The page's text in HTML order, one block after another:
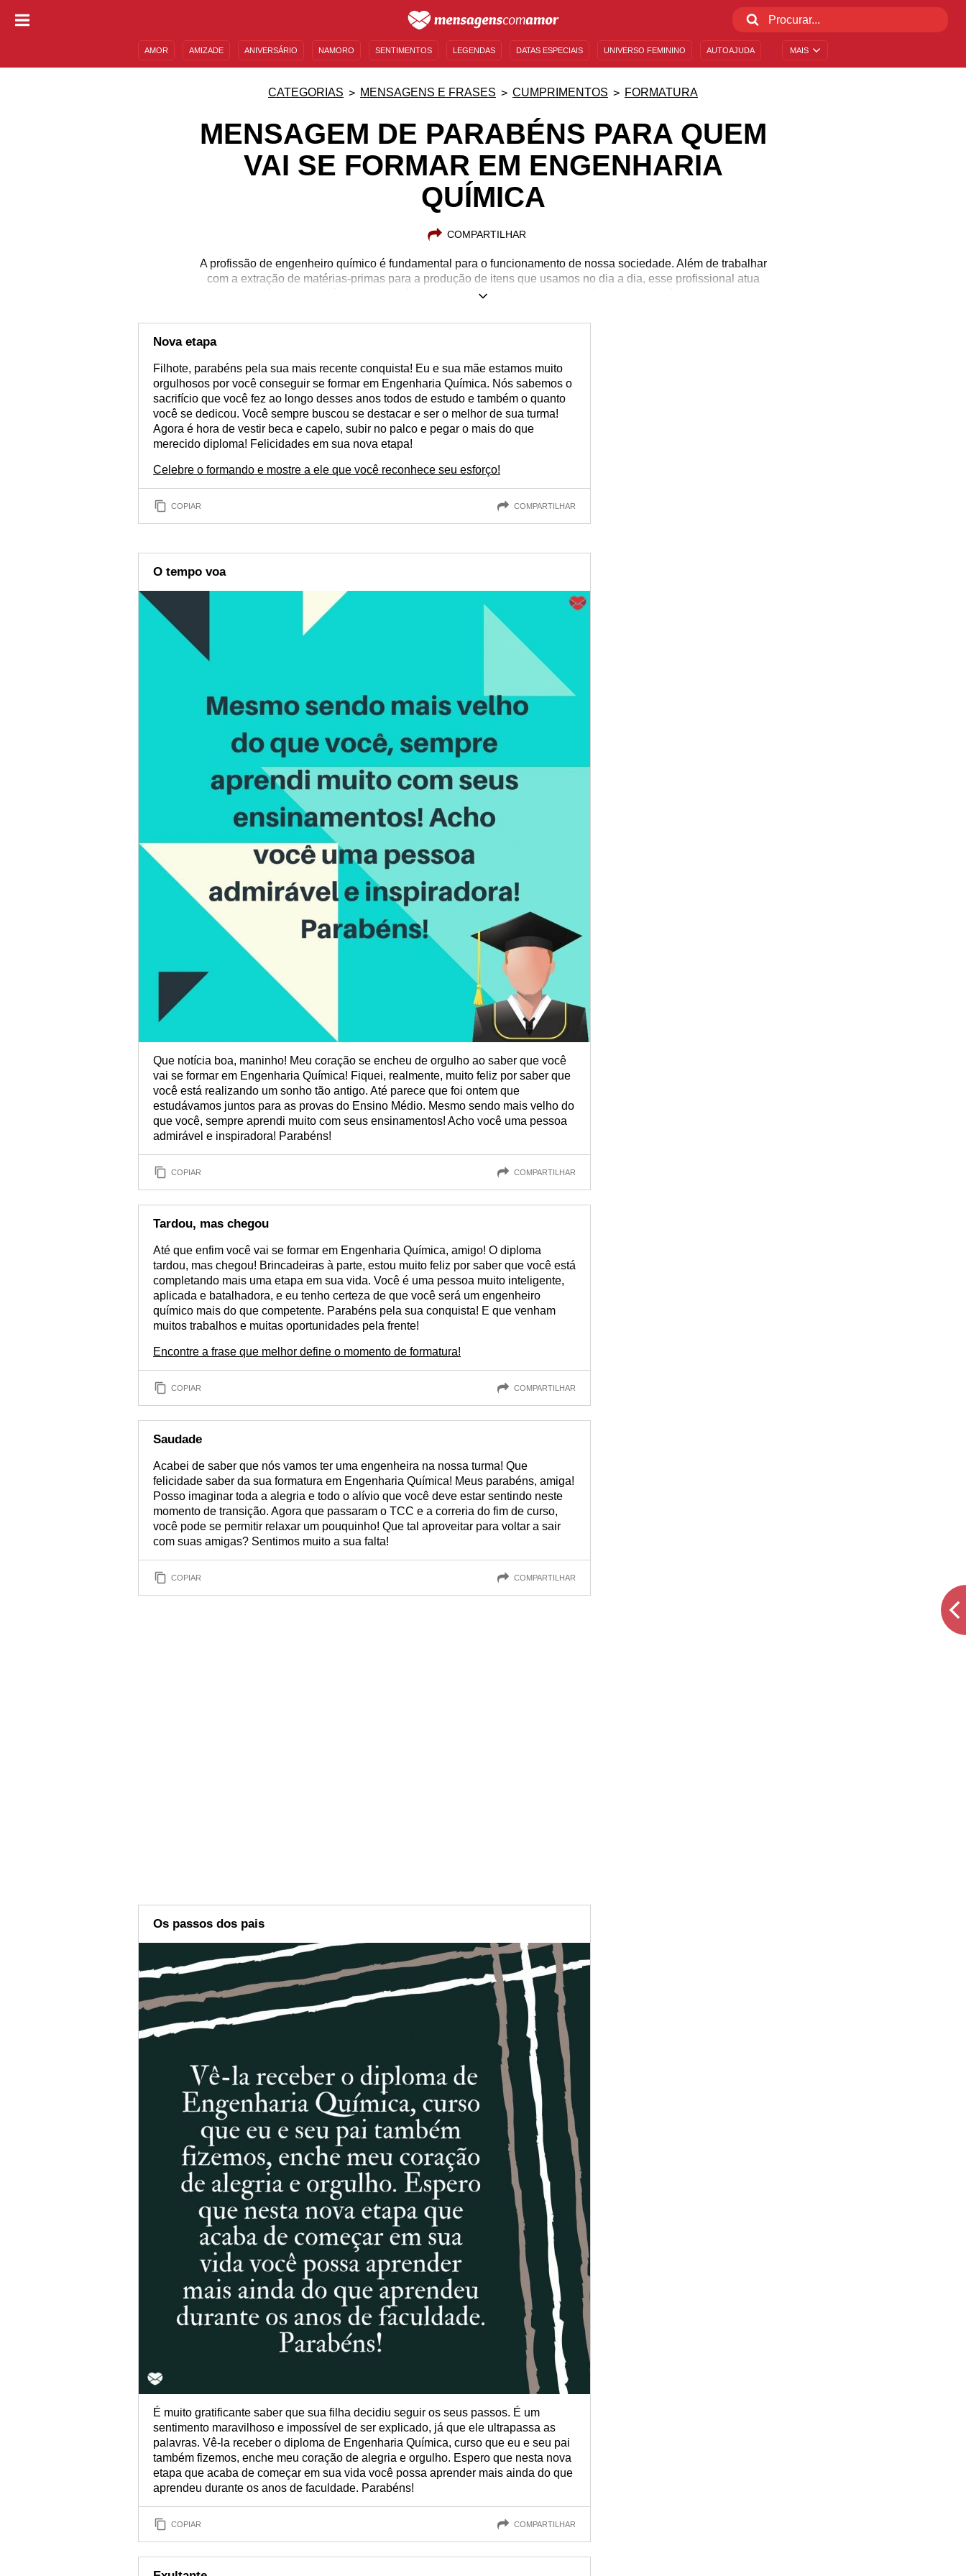
MAIS
AMOR AMIZADE ANIVERSÁRIO NAMORO SENTIMENTOS LEGENDAS DATAS ESPECIAIS UNIVERSO FEMININO AUTOAJUDA
CATEGORIAS MENSAGENS E FRASES CUMPRIMENTOS FORMATURA
MENSAGEM DE PARABÉNS PARA QUEM
VAI SE FORMAR EM ENGENHARIA
QUÍMICA
COMPARTILHAR
A profissão de engenheiro químico é fundamental para o funcionamento de nossa sociedade. Além de trabalhar
com a extração de matérias-primas para a produção de itens que usamos no dia a dia, esse profissional atua
ainda na indústria farmacêutica, alimentícia e petroquímica. Por ser um trabalho bastante difícil e complexo, os
nessa área? Que tal parabenizá-lo com estas mensagens para quem irá se formar em Engenharia Química?
Nova etapa
Filhote, parabéns pela sua mais recente conquista! Eu e sua mãe estamos muito
orgulhosos por você conseguir se formar em Engenharia Química. Nós sabemos o
sacrifício que você fez ao longo desses anos todos de estudo e também o quanto
você se dedicou. Você sempre buscou se destacar e ser o melhor de sua turma!
Agora é hora de vestir beca e capelo, subir no palco e pegar o mais do que
merecido diploma! Felicidades em sua nova etapa!
Celebre o formando e mostre a ele que você reconhece seu esforço!
COPIAR COMPARTILHAR
O tempo voa
Que notícia boa, maninho! Meu coração se encheu de orgulho ao saber que você
vai se formar em Engenharia Química! Fiquei, realmente, muito feliz por saber que
você está realizando um sonho tão antigo. Até parece que foi ontem que
estudávamos juntos para as provas do Ensino Médio. Mesmo sendo mais velho do
que você, sempre aprendi muito com seus ensinamentos! Acho você uma pessoa
admirável e inspiradora! Parabéns!
COPIAR COMPARTILHAR
Tardou, mas chegou
Até que enfim você vai se formar em Engenharia Química, amigo! O diploma
tardou, mas chegou! Brincadeiras à parte, estou muito feliz por saber que você está
completando mais uma etapa em sua vida. Você é uma pessoa muito inteligente,
aplicada e batalhadora, e eu tenho certeza de que você será um engenheiro
químico mais do que competente. Parabéns pela sua conquista! E que venham
muitos trabalhos e muitas oportunidades pela frente!
Encontre a frase que melhor define o momento de formatura!
COPIAR COMPARTILHAR
Saudade
Acabei de saber que nós vamos ter uma engenheira na nossa turma! Que
felicidade saber da sua formatura em Engenharia Química! Meus parabéns, amiga!
Posso imaginar toda a alegria e todo o alívio que você deve estar sentindo neste
momento de transição. Agora que passaram o TCC e a correria do fim de curso,
você pode se permitir relaxar um pouquinho! Que tal aproveitar para voltar a sair
com suas amigas? Sentimos muito a sua falta!
COPIAR COMPARTILHAR
Os passos dos pais
É muito gratificante saber que sua filha decidiu seguir os seus passos. É um
sentimento maravilhoso e impossível de ser explicado, já que ele ultrapassa as
palavras. Vê-la receber o diploma de Engenharia Química, curso que eu e seu pai
também fizemos, enche meu coração de alegria e orgulho. Espero que nesta nova
etapa que acaba de começar em sua vida você possa aprender mais ainda do que
aprendeu durante os anos de faculdade. Parabéns!
COPIAR COMPARTILHAR